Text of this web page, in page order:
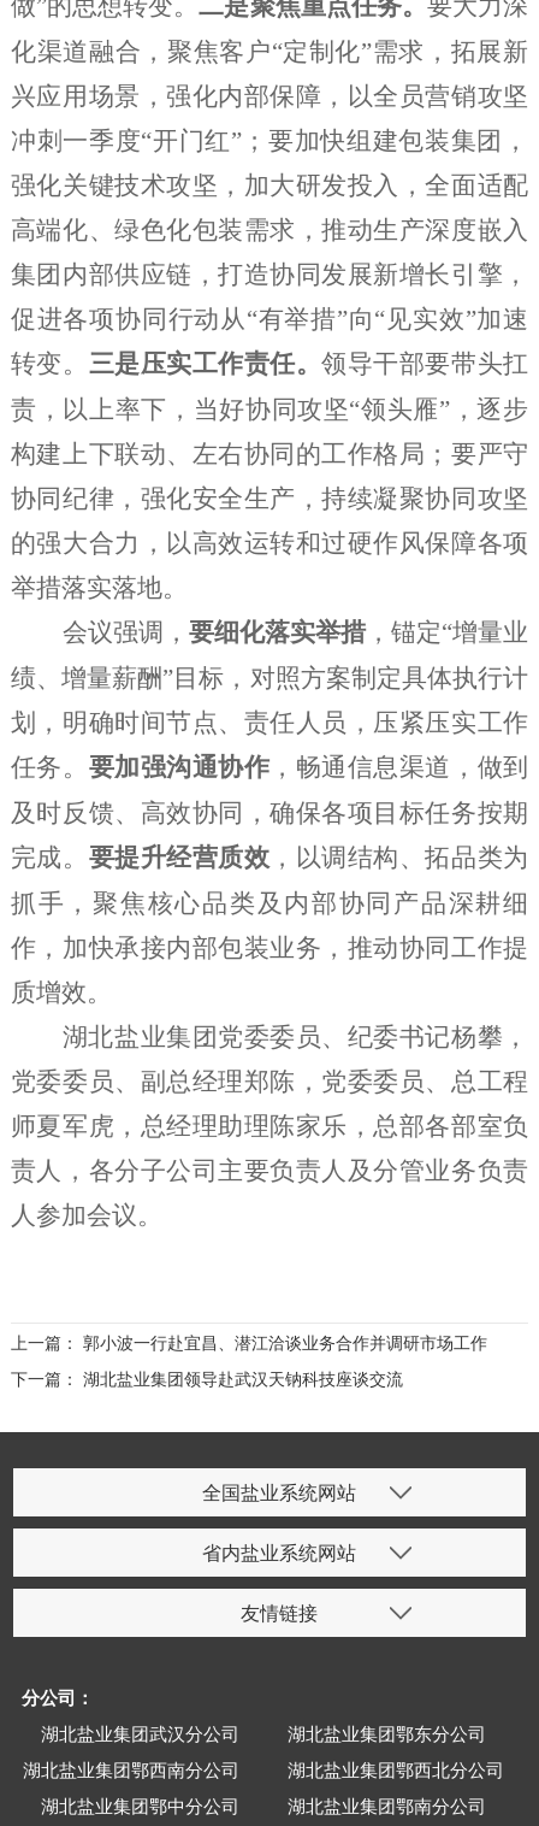
做”的思想转变。二是聚焦重点任务。 要大力深
化渠道融合，聚焦客户“定制化”需求，拓展新
兴应用场景，强化内部保障，以全员营销攻坚
冲刺一季度“开门红”；要加快组建包装集团，
强化关键技术攻坚，加大研发投入，全面适配
高端化、绿色化包装需求，推动生产深度嵌入
集团内部供应链，打造协同发展新增长引擎，
促进各项协同行动从“有举措”向“见实效”加速
转变。 三是压实工作责任。领导干部要带头扛
责，以上率下，当好协同攻坚“领头雁”，逐步
构建上下联动、左右协同的工作格局；要严守
协同纪律，强化安全生产，持续凝聚协同攻坚
的强大合力，以高效运转和过硬作风保障各项
举措落实落地。
会议强调， 要细化落实举措，锚定“增量业
绩、增量薪酬”目标，对照方案制定具体执行计
划，明确时间节点、责任人员，压紧压实工作
任务。 要加强沟通协作 ， 畅通信息渠道，做到
及时反馈、高效协同，确保各项目标任务按期
完成。 要提升经营质效 ，以调结构、拓品类为
抓手 ，聚焦核心品类及内部协同产品深耕细
作，加快承接内部包装业务，推动协同工作提
质增效。
湖北盐业集团 党委委员、纪委书记杨攀，
党委委员、副总经理郑陈，党委委员、总工程
师夏军虎 ， 总经理助理陈家乐，总部各部室负
责人 ， 各分子公司 主要负责人及分管业务负责
人参加会议。
上一篇： 郭小波一行赴宜昌、潜江洽谈业务合作并调研市场工作
下一篇： 湖北盐业集团领导赴武汉天钠科技座谈交流
全国盐业系统网站
省内盐业系统网站
友情链接
分公司：
湖北盐业集团武汉分公司
湖北盐业集团鄂东分公司
湖北盐业集团鄂西南分公司
湖北盐业集团鄂西北分公司
湖北盐业集团鄂中分公司
湖北盐业集团鄂南分公司